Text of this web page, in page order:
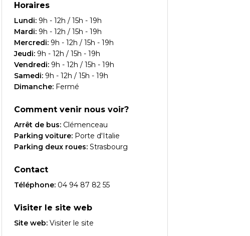
Horaires
Lundi: 9h - 12h / 15h - 19h
Mardi: 9h - 12h / 15h - 19h
Mercredi: 9h - 12h / 15h - 19h
Jeudi: 9h - 12h / 15h - 19h
Vendredi: 9h - 12h / 15h - 19h
Samedi: 9h - 12h / 15h - 19h
Dimanche: Fermé
Comment venir nous voir?
Arrêt de bus: Clémenceau
Parking voiture: Porte d'Italie
Parking deux roues: Strasbourg
Contact
Téléphone: 04 94 87 82 55
Visiter le site web
Site web: Visiter le site